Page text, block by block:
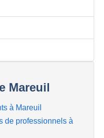
Mareuil
à Mareuil
de professionnels à